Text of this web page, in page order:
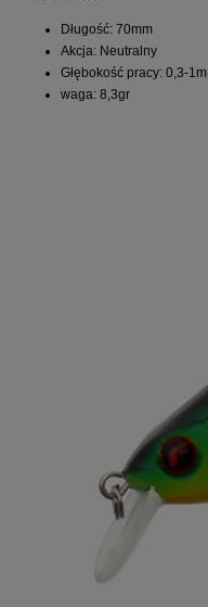
Długość: 70mm
Akcja: Neutralny
Głębokość pracy: 0,3-1m
waga: 8,3gr